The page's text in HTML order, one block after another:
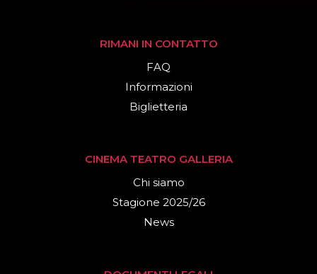
RIMANI IN CONTATTO
FAQ
Informazioni
Biglietteria
CINEMA TEATRO GALLERIA
Chi siamo
Stagione 2025/26
News